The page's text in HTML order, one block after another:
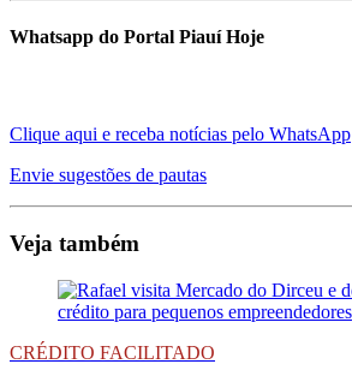
Whatsapp do Portal Piauí Hoje
Clique aqui e receba notícias pelo WhatsApp
Envie sugestões de pautas
Veja também
CRÉDITO FACILITADO